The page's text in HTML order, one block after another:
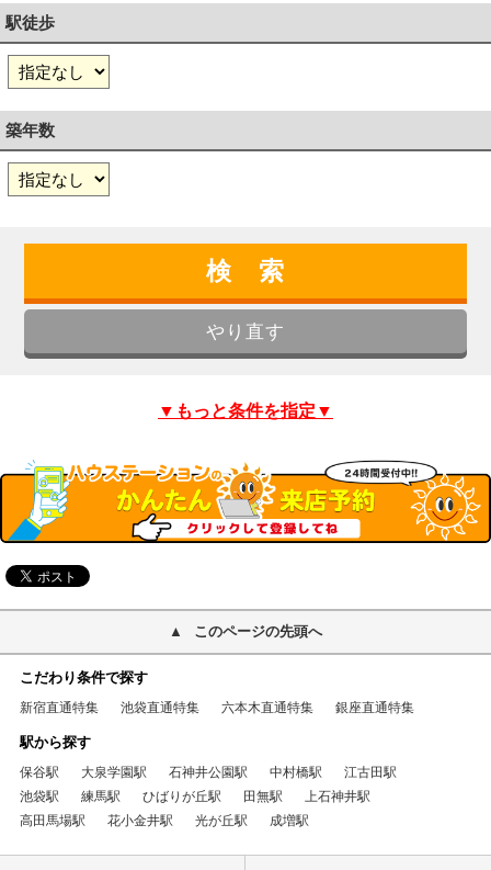
駅徒歩
築年数
▼もっと条件を指定▼
このページの先頭へ
こだわり条件で探す
新宿直通特集 池袋直通特集 六本木直通特集 銀座直通特集
駅から探す
保谷駅 大泉学園駅 石神井公園駅 中村橋駅
江古田駅
池袋駅
練馬駅 ひばりが丘駅 田無駅
上石神井駅
高田馬場駅
花小金井駅 光が丘駅 成増駅